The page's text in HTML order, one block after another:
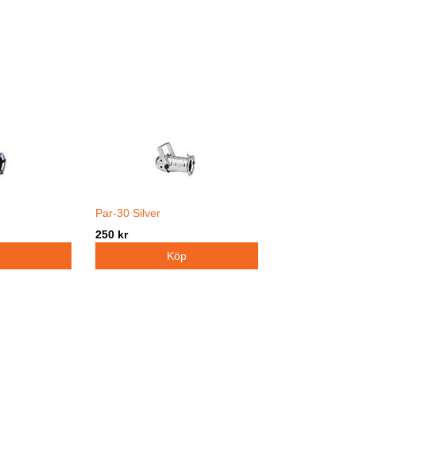
Par-30 Silver
250 kr